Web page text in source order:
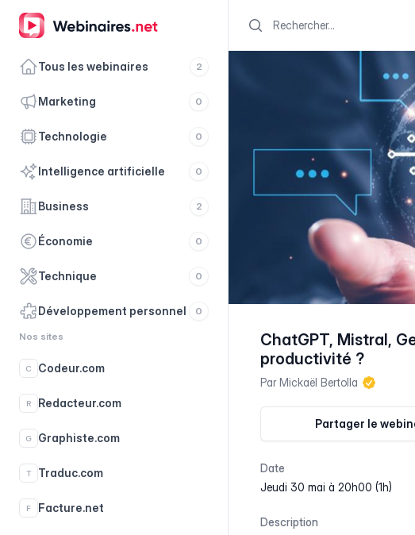
Tous les webinaires 2
marketing 0
technologie 0
intelligence artificielle 0
business 2
économie 0
technique 0
développement personnel 0
Nos sites
C Codeur.com
R Redacteur.com
G Graphiste.com
T Traduc.com
F Facture.net
Search
ChatGPT, Mistral,
productivité ?
ParMickaël Bertolla
Partager le
Date
jeudi 30 mai à 20h00 (1h)
Description